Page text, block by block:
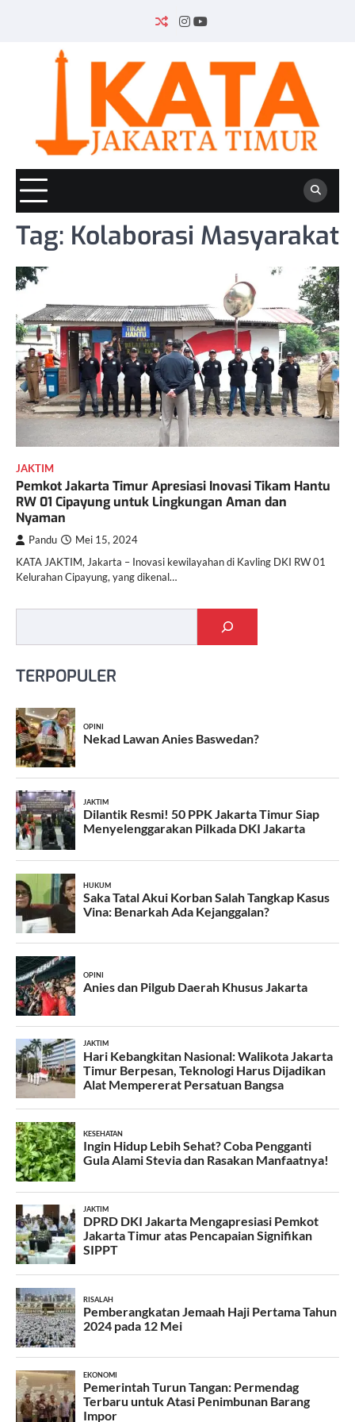
INSTAGRAM
YOUTUBE
Tag: Kolaborasi Masyarakat
JAKTIM
Pemkot Jakarta Timur Apresiasi Inovasi Tikam Hantu
RW 01 Cipayung untuk Lingkungan Aman dan
Nyaman
Pandu Mei 15, 2024
KATA JAKTIM, Jakarta – Inovasi kewilayahan di Kavling DKI RW 01
Kelurahan Cipayung, yang dikenal…
TERPOPULER